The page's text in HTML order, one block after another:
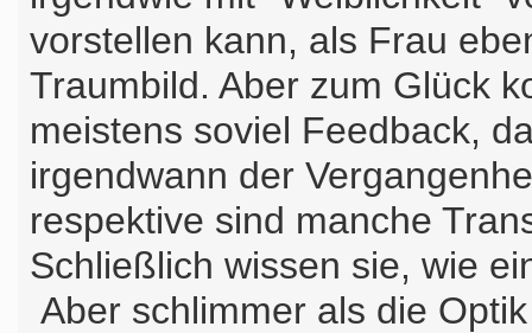
vorstellen kann, als Frau
Traumbild. Aber zum Glück
meistens soviel Feedback,
irgendwann der
respektive sind manche
Schließlich wissen sie, wie
Aber schlimmer als die